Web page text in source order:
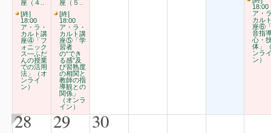
座（４..
[終]
18:00
ア・ラ・
カルト講
座④「フ
ォニック
ス―ふだ
んの授業
での活用
法」（オ
ンライ
ン）
座（５..
[終]
18:00
ア・ラ・
カルト講
座⑤「学
習者
の“でき
る感”及
び習熟度
の相関と
教師の指
導観との
関係」
（オンラ
イン）
18:00
ア・
カル
座⑥
音指
心・
体」
ンラ
ン）
28 29 30